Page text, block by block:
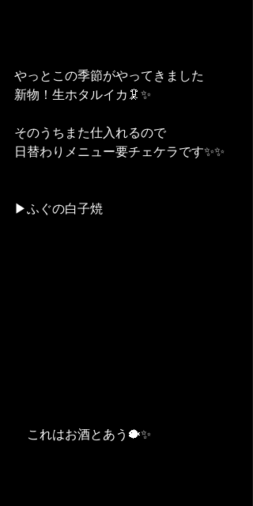
やっとこの季節がやってきました
新物！生ホタルイカ🦑✨
そのうちまた仕入れるので
日替わりメニュー要チェケラです✨✨
▶︎ふぐの白子焼
これはお酒とあう🐡✨